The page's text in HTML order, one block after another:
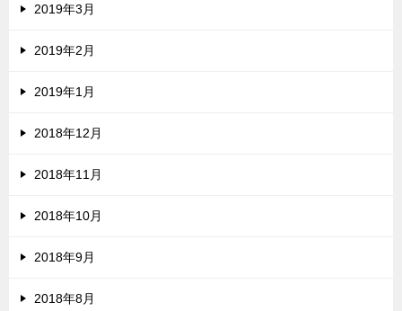
2019年3月
2019年2月
2019年1月
2018年12月
2018年11月
2018年10月
2018年9月
2018年8月